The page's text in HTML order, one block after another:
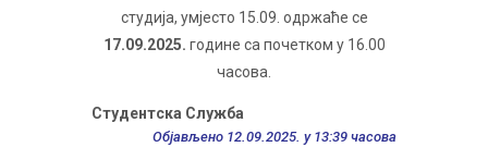
студија, умјесто 15.09. одржаће се
17.09.2025. године са почетком у 16.00
часова.
Студентска Служба
Објављено 12.09.2025. у 13:39 часова